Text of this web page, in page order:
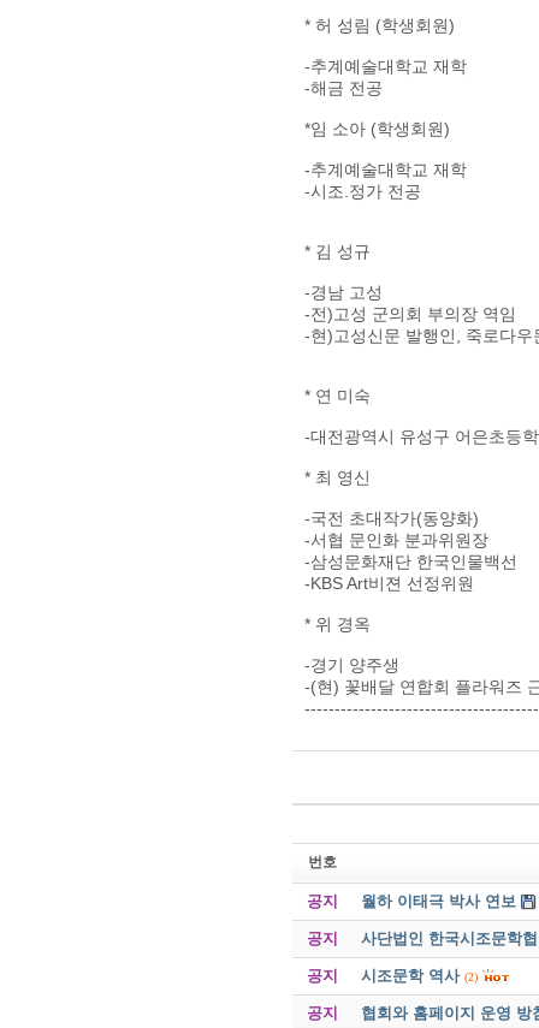
* 허 성림 (학생회원)
-추계예술대학교 재학
-해금 전공
*임 소아 (학생회원)
-추계예술대학교 재학
-시조.정가 전공
* 김 성규
-경남 고성
-전)고성 군의회 부의장 역임
-현)고성신문 발행인, 죽로다우
* 연 미숙
-대전광역시 유성구 어은초등
* 최 영신
-국전 초대작가(동양화)
-서협 문인화 분과위원장
-삼성문화재단 한국인물백선
-KBS Art비젼 선정위원
* 위 경옥
-경기 양주생
-(현) 꽃배달 연합회 플라워즈
번호
공지 월하 이태극 박사 연보
공지 사단법인 한국시조문학
공지 시조문학 역사 (2)
공지 협회와 홈페이지 운영 방